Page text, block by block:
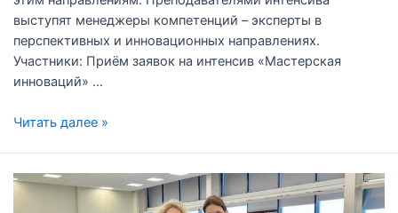
выступят менеджеры компетенций – эксперты в
перспективных и инновационных направлениях.
Участники: Приём заявок на интенсив «Мастерская
инноваций» …
Читать далее »